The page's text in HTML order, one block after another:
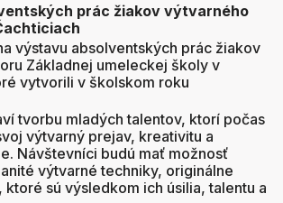
prác žiakov výtvarného
výstavu absolventských prác žiakov
Základnej umeleckej školy v
vytvorili v školskom roku
tvorbu mladých talentov, ktorí počas
výtvarný prejav, kreativitu a
Návštevníci budú mať možnosť
výtvarné techniky, originálne
ktoré sú výsledkom ich úsilia, talentu a